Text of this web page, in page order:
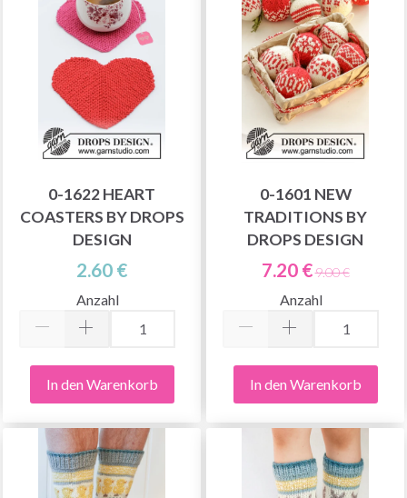
0-1622 HEART
COASTERS BY DROPS
DESIGN
2.60 €
Anzahl
In den Warenkorb
0-1601 NEW
TRADITIONS BY
DROPS DESIGN
7.20 €9.00 €
Anzahl
In den Warenkorb